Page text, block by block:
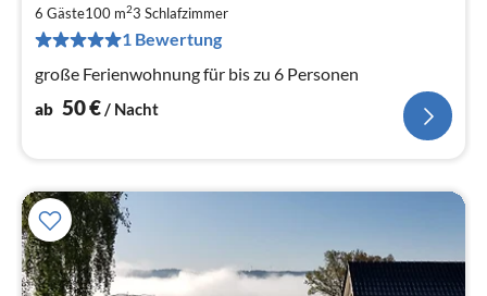
6 Gäste100 m23 Schlafzimmer
1 Bewertung
große Ferienwohnung für bis zu 6 Personen
ab 50€/ Nacht